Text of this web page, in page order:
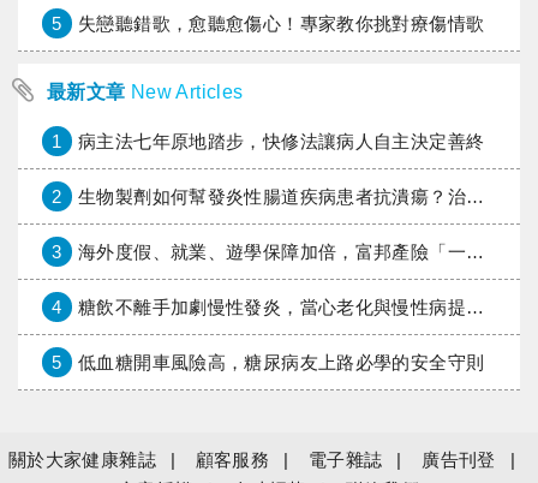
5 失戀聽錯歌，愈聽愈傷心！專家教你挑對療傷情歌
最新文章 New Articles
1 病主法七年原地踏步，快修法讓病人自主決定善終
2 生物製劑如何幫發炎性腸道疾病患者抗潰瘍？治療進展與健保給付困境一次看
3 海外度假、就業、遊學保障加倍，富邦產險「一期逐夢」專案加碼遠距醫療與緊急救援
4 糖飲不離手加劇慢性發炎，當心老化與慢性病提早報到
5 低血糖開車風險高，糖尿病友上路必學的安全守則
關於大家健康雜誌 顧客服務 電子雜誌
廣告刊登